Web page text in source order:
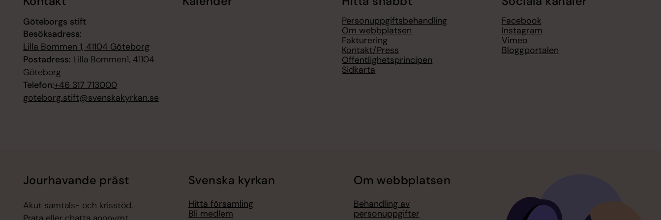
Göteborgs stift
Besöksadress:
Lilla Bommen 1, 41104 Göteborg
Postadress: Lilla Bommen1, 41104
Göteborg
Telefon:+46 317 713000
goteborg.stift@svenskakyrkan.se
Personuppgiftsbehandling
Om webbplatsen
Fakturering
Kontakt/Press
Offentlighetsprincipen
Sidkarta
Facebook
Instagram
Vimeo
Bloggportalen
Jourhavande präst
Akut samtals- och krisstöd.
Svenska kyrkan
Hitta församling
Bli medlem
Om webbplatsen
Behandling av
personuppgifter